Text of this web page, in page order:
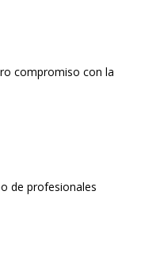
compromiso con la
de profesionales